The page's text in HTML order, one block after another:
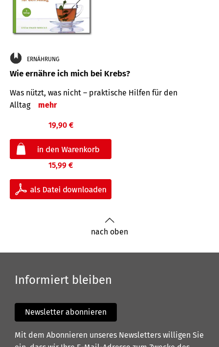
ERNÄHRUNG
Wie ernähre ich mich bei Krebs?
Was nützt, was nicht – praktische Hilfen für den
Alltag
mehr
19,90 €
15,99 €
nach oben
Informiert bleiben
Newsletter abonnieren
Mit dem Abonnieren unseres Newsletters willigen Sie